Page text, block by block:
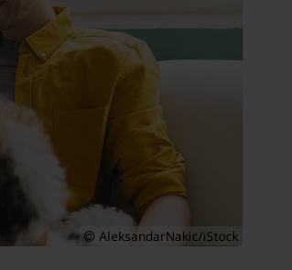
AleksandarNakic/iStock